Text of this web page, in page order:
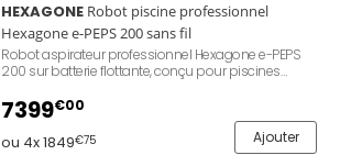
HEXAGONE Robot piscine professionnel
Hexagone e-PEPS 200 sans fil
Robot aspirateur professionnel Hexagone e-PEPS
200 sur batterie flottante, conçu pour piscines
pente douce jusqu'à 25 m. Pompe 37 m³/h, châssis
inox qualité marine 14 kg, navigation Metro NAV avec
gyroscope et infrarouge, brosse rotative à poils
souples, sac filtrant industriel 105 microns en
7399€00
ou 4x 1849€75 Ajouter